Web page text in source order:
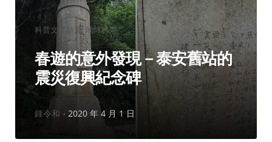
分
類：
科普文摘精選 地球科學
春遊的意外發現－泰安舊站的
震災復興紀念碑
作
鍾令和 2020 年 4 月 1 日